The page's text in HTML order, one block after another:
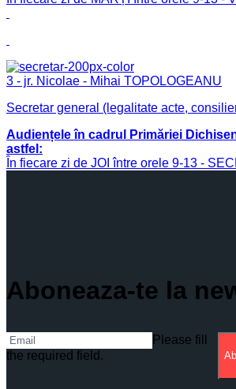
3 - jr. Nicolae - Mihai TOPOLOGEANU
Secretar general (legalitate acte,
Audiențele în cadrul Primăriei
astfel:
În fiecare zi de JOI între orele 9-13 -
Aboneaza-te la
Please fill
the required field.